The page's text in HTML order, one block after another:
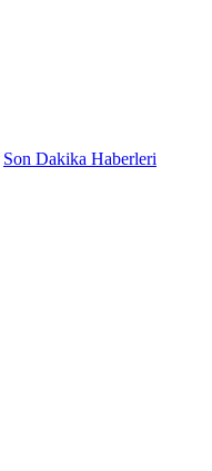
Son Dakika Haberleri